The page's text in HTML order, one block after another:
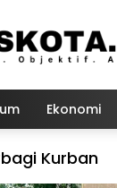
Ekonomi
Kurban